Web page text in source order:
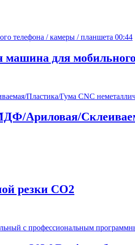
00:44
машина для
Ариловая/
резки CO2